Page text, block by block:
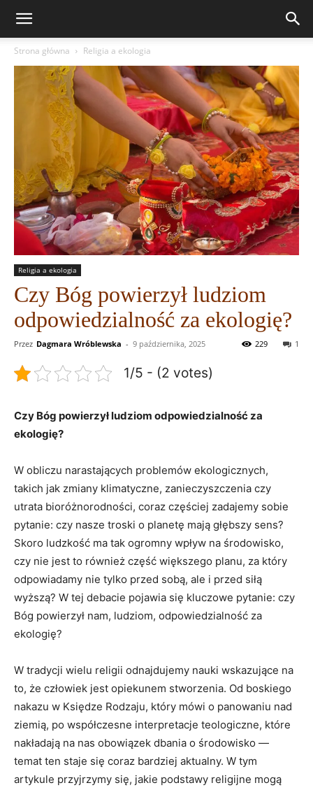
Strona główna Religia a ekologia
Religia a ekologia
Czy Bóg powierzył ludziom
odpowiedzialność za ekologię?
Przez Dagmara Wróblewska - 9 października, 2025 1
229
1/5 - (2 votes)
Czy ‍Bóg powierzył ludziom odpowiedzialność ⁣za
⁢ekologię?
W obliczu narastających problemów ekologicznych,
takich jak ‍zmiany klimatyczne, zanieczyszczenia ⁢czy
⁣utrata bioróżnorodności, coraz częściej zadajemy sobie
pytanie: czy ⁢nasze​ troski o​ planetę mają ‍głębszy sens?⁣
Skoro ​ludzkość ma tak ogromny wpływ na środowisko,
czy nie ​jest to również część⁣ większego planu, za który
odpowiadamy nie‌ tylko‌ przed sobą, ale i przed siłą
⁢wyższą? W tej debacie pojawia się ​kluczowe​ pytanie: czy
Bóg powierzył nam,⁢ ludziom,⁣ odpowiedzialność za⁤
ekologię?
W⁤ tradycji ⁣wielu religii odnajdujemy nauki wskazujące na
‍to, ⁣że człowiek jest opiekunem ‍stworzenia. ‍Od boskiego
nakazu w Księdze‌ Rodzaju,‍ który ⁣mówi‌ o panowaniu⁣ nad
ziemią, po współczesne interpretacje teologiczne, ‌które
nakładają na nas obowiązek ⁣dbania ‌o‍ środowisko⁤ —
temat ten staje się coraz bardziej aktualny. W​ tym
artykule przyjrzymy się, jakie podstawy religijne⁢ mogą